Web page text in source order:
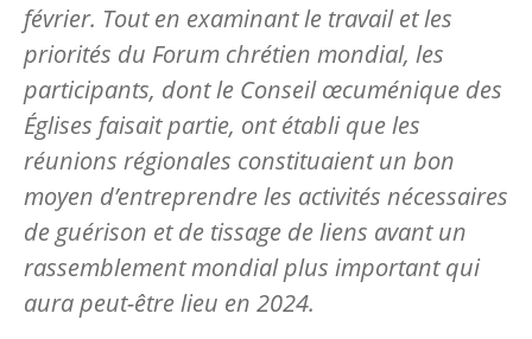
février. Tout en examinant le travail et les
priorités du Forum chrétien mondial, les
participants, dont le Conseil œcuménique des
Églises faisait partie, ont établi que les
réunions régionales constituaient un bon
moyen d’entreprendre les activités nécessaires
de guérison et de tissage de liens avant un
rassemblement mondial plus important qui
aura peut-être lieu en 2024.